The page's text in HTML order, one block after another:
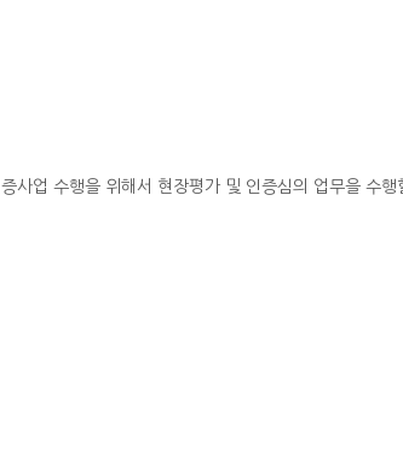
사업 수행을 위해서 현장평가 및 인증심의 업무을 수